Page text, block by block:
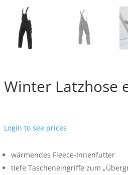
Winter Latzhose
Login to see prices
wärmendes Fleece-Innenfutter
tiefe Tascheneingriffe zum